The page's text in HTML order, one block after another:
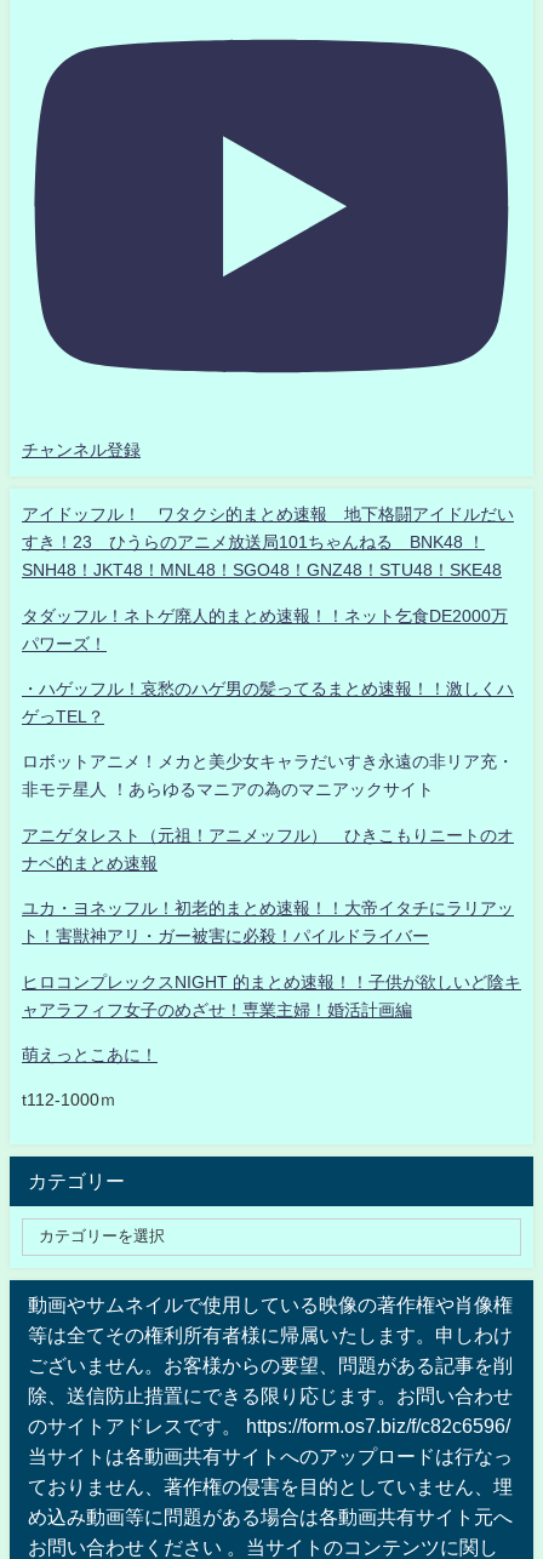
チャンネル登録
アイドッフル！ ワタクシ的まとめ速報 地下格闘アイドルだい
すき！23 ひうらのアニメ放送局101ちゃんねる BNK48 ！
SNH48！JKT48！MNL48！SGO48！GNZ48！STU48！SKE48
タダッフル！ネトゲ廃人的まとめ速報！！ネット乞食DE2000万
パワーズ！
・ハゲッフル！哀愁のハゲ男の髪ってるまとめ速報！！激しくハ
ゲっTEL？
ロボットアニメ！メカと美少女キャラだいすき永遠の非リア充・
非モテ星人 ！あらゆるマニアの為のマニアックサイト
アニゲタレスト（元祖！アニメッフル） ひきこもりニートのオ
ナベ的まとめ速報
ユカ・ヨネッフル！初老的まとめ速報！！大帝イタチにラリアッ
ト！害獣神アリ・ガー被害に必殺！パイルドライバー
ヒロコンプレックスNIGHT 的まとめ速報！！子供が欲しいど陰キ
ャアラフィフ女子のめざせ！専業主婦！婚活計画編
萌えっとこあに！
t112-1000ｍ
カテゴリー
動画やサムネイルで使用している映像の著作権や肖像権
等は全てその権利所有者様に帰属いたします。申しわけ
ございません。お客様からの要望、問題がある記事を削
除、送信防止措置にできる限り応じます。お問い合わせ
のサイトアドレスです。 https://form.os7.biz/f/c82c6596/
当サイトは各動画共有サイトへのアップロードは行なっ
ておりません、著作権の侵害を目的としていません、埋
め込み動画等に問題がある場合は各動画共有サイト元へ
お問い合わせください 。当サイトのコンテンツに関し